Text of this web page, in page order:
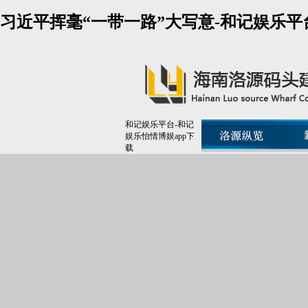
习近平挥毫“一带一路”大写意-和记娱乐平
和记娱乐平台-和记
娱乐怡情博娱app下
载